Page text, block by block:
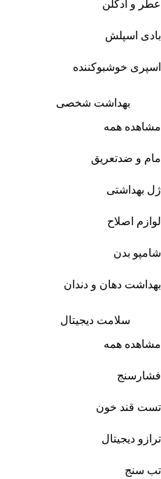
عطر و ادکلن
بادی اسپلش
اسپری خوشبوکننده
بهداشت شخصی
مشاهده همه
مام و ضدتعریق
ژل بهداشتی
لوازم اصلاح
شامپو بدن
بهداشت دهان و دندان
سلامت دیجیتال
مشاهده همه
فشارسنج
تست قند خون
ترازو دیجیتال
تب سنج